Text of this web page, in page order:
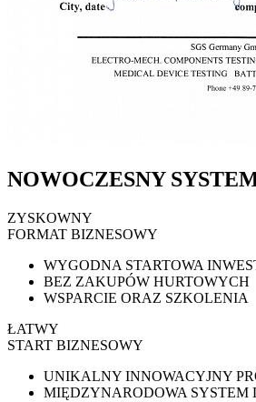
NOWOCZESNY
ZYSKOWNY
FORMAT BIZNESOWY
WYGODNA STARTOWA
BEZ ZAKUPÓW HURTOWYCH
WSPARCIE ORAZ SZKOLENIA
ŁATWY
START BIZNESOWY
UNIKALNY INNOWACYJNY
MIĘDZYNARODOWA SYSTEM